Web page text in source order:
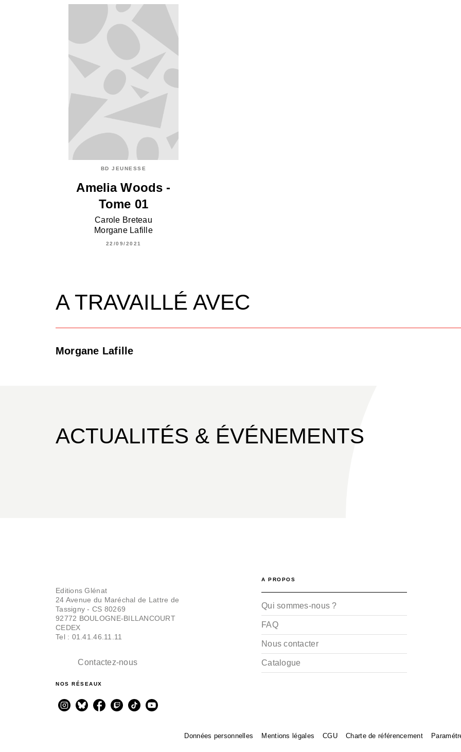
BD JEUNESSE
Amelia Woods -
Tome 01
Carole Breteau
Morgane Lafille
22/09/2021
A TRAVAILLÉ AVEC
Morgane Lafille
ACTUALITÉS & ÉVÉNEMENTS
Editions Glénat
24 Avenue du Maréchal de Lattre de
Tassigny - CS 80269
92772 BOULOGNE-BILLANCOURT
CEDEX
Tel : 01.41.46.11.11
Contactez-nous
NOS RÉSEAUX
A PROPOS
Qui sommes-nous ?
FAQ
Nous contacter
Catalogue
Données personnelles Mentions légales CGU Charte de référencement